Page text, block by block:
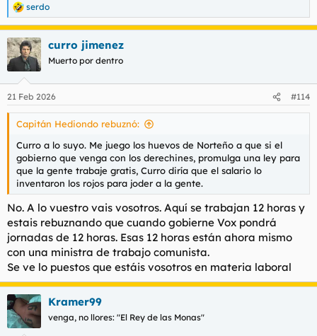
R
e
a
c
c
e
s
serdo
curro jimenez
Muerto por dentro
21 Feb 2026 #114
Capitán Hediondo rebuznó:
Curro a lo suyo. Me juego los huevos de Norteño a que si el
gobierno que venga con los derechines, promulga una ley para
que la gente trabaje gratis, Curro diría que el salario lo
inventaron los rojos para joder a la gente.
No. A lo vuestro vais vosotros. Aquí se trabajan 12 horas y
estais rebuznando que cuando gobierne Vox pondrá
jornadas de 12 horas. Esas 12 horas están ahora mismo
con una ministra de trabajo comunista.
Se ve lo puestos que estáis vosotros en materia laboral
Kramer99
venga, no llores: "El Rey de las Monas"